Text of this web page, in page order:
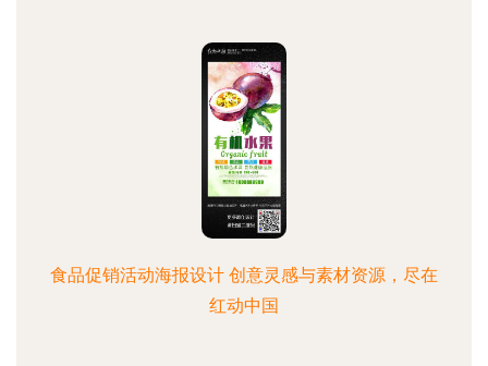
食品促销活动海报设计 创意灵感与素材资源，尽在
红动中国